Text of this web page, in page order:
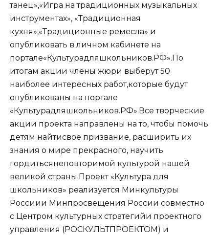
танец»,«Игра на традиционных музыкальных
инструментах», «Традиционная
кухня»,«Традиционные ремесла» и
опубликовать в личном кабинете на
портале«Культурадляшкольников.РФ».По
итогам акции члены жюри выберут 50
наиболее интересных работ,которые будут
опубликованы на портале
«Культурадляшкольников.РФ».Все творческие
акции проекта направлены на то, чтобы помочь
детям найтисвое призвание, расширить их
знания о мире прекрасного, научить
гордитьсянеповторимой культурой нашей
великой страны.Проект «Культура для
школьников» реализуется Минкультуры
Россиии Минпросвещения России совместно
с Центром культурных стратегийи проектного
управления (РОСКУЛЬТПРОЕКТОМ) и